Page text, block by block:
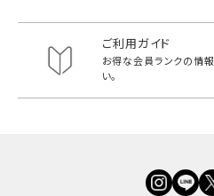
ご利用ガイド
お得な会員ランクの情
い。